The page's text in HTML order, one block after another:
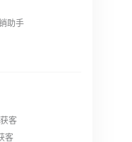
助手
客
客